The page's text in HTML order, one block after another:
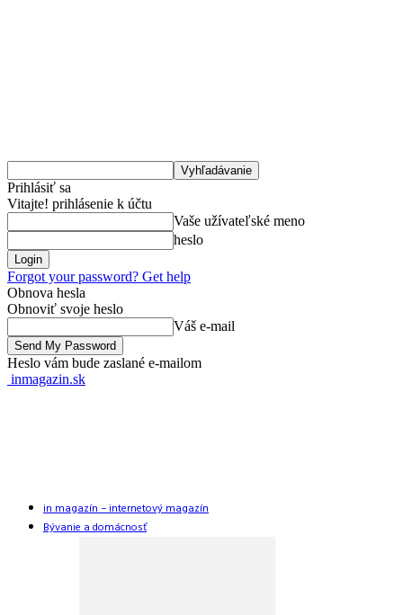
Prihlásiť sa
Vitajte! prihlásenie k účtu
Vaše užívateľské meno
heslo
Forgot your password? Get help
Obnova hesla
Obnoviť svoje heslo
Váš e-mail
Heslo vám bude zaslané e-mailom
inmagazin.sk
in magazín – internetový magazín
Bývanie a domácnosť